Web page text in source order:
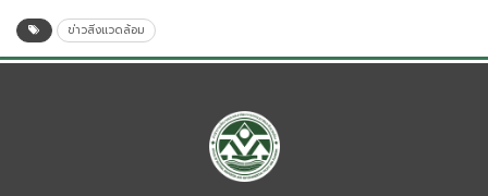
ข่าวสิ่งแวดล้อม